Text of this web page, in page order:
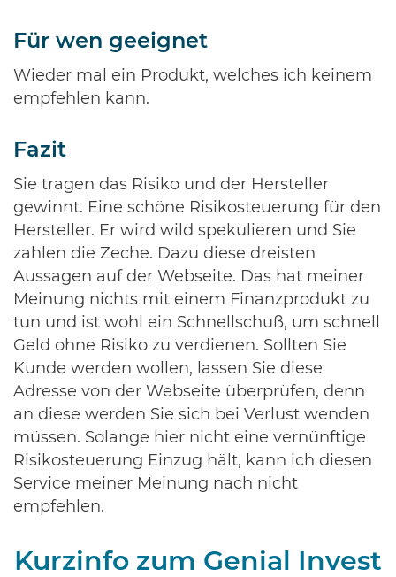
Für wen geeignet
Wieder mal ein Produkt, welches ich keinem
empfehlen kann.
Fazit
Sie tragen das Risiko und der Hersteller
gewinnt. Eine schöne Risikosteuerung für den
Hersteller. Er wird wild spekulieren und Sie
zahlen die Zeche. Dazu diese dreisten
Aussagen auf der Webseite. Das hat meiner
Meinung nichts mit einem Finanzprodukt zu
tun und ist wohl ein Schnellschuß, um schnell
Geld ohne Risiko zu verdienen. Sollten Sie
Kunde werden wollen, lassen Sie diese
Adresse von der Webseite überprüfen, denn
an diese werden Sie sich bei Verlust wenden
müssen. Solange hier nicht eine vernünftige
Risikosteuerung Einzug hält, kann ich diesen
Service meiner Meinung nach nicht
empfehlen.
Kurzinfo zum Genial Invest